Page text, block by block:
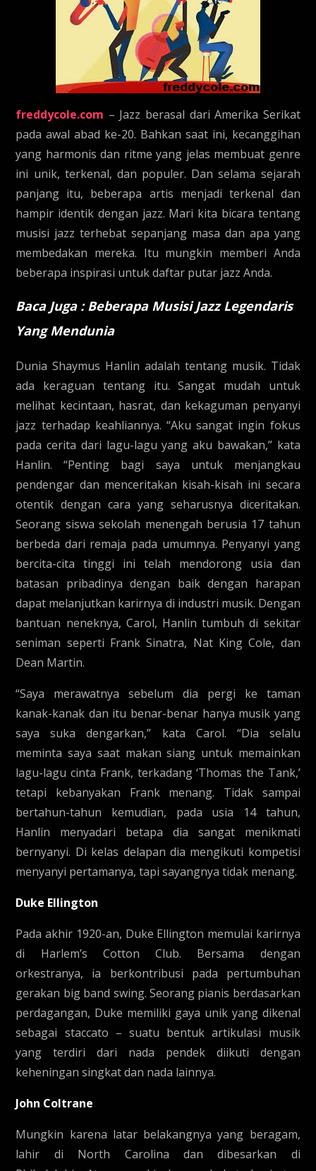
freddycole.com – Jazz berasal dari Amerika Serikat
pada awal abad ke-20. Bahkan saat ini, kecanggihan
yang harmonis dan ritme yang jelas membuat genre
ini unik, terkenal, dan populer. Dan selama sejarah
panjang itu, beberapa artis menjadi terkenal dan
hampir identik dengan jazz. Mari kita bicara tentang
musisi jazz terhebat sepanjang masa dan apa yang
membedakan mereka. Itu mungkin memberi Anda
beberapa inspirasi untuk daftar putar jazz Anda.
Baca Juga :Beberapa Musisi Jazz Legendaris
Yang Mendunia
Dunia Shaymus Hanlin adalah tentang musik. Tidak
ada keraguan tentang itu. Sangat mudah untuk
melihat kecintaan, hasrat, dan kekaguman penyanyi
jazz terhadap keahliannya. “Aku sangat ingin fokus
pada cerita dari lagu-lagu yang aku bawakan,” kata
Hanlin. “Penting bagi saya untuk menjangkau
pendengar dan menceritakan kisah-kisah ini secara
otentik dengan cara yang seharusnya diceritakan.
Seorang siswa sekolah menengah berusia 17 tahun
berbeda dari remaja pada umumnya. Penyanyi yang
bercita-cita tinggi ini telah mendorong usia dan
batasan pribadinya dengan baik dengan harapan
dapat melanjutkan karirnya di industri musik. Dengan
bantuan neneknya, Carol, Hanlin tumbuh di sekitar
seniman seperti Frank Sinatra, Nat King Cole, dan
Dean Martin.
“Saya merawatnya sebelum dia pergi ke taman
kanak-kanak dan itu benar-benar hanya musik yang
saya suka dengarkan,” kata Carol. “Dia selalu
meminta saya saat makan siang untuk memainkan
lagu-lagu cinta Frank, terkadang ‘Thomas the Tank,’
tetapi kebanyakan Frank menang. Tidak sampai
bertahun-tahun kemudian, pada usia 14 tahun,
Hanlin menyadari betapa dia sangat menikmati
bernyanyi. Di kelas delapan dia mengikuti kompetisi
menyanyi pertamanya, tapi sayangnya tidak menang.
Duke Ellington
Pada akhir 1920-an, Duke Ellington memulai karirnya
di Harlem’s Cotton Club. Bersama dengan
orkestranya, ia berkontribusi pada pertumbuhan
gerakan big band swing. Seorang pianis berdasarkan
perdagangan, Duke memiliki gaya unik yang dikenal
sebagai staccato – suatu bentuk artikulasi musik
yang terdiri dari nada pendek diikuti dengan
keheningan singkat dan nada lainnya.
John Coltrane
Mungkin karena latar belakangnya yang beragam,
lahir di North Carolina dan dibesarkan di